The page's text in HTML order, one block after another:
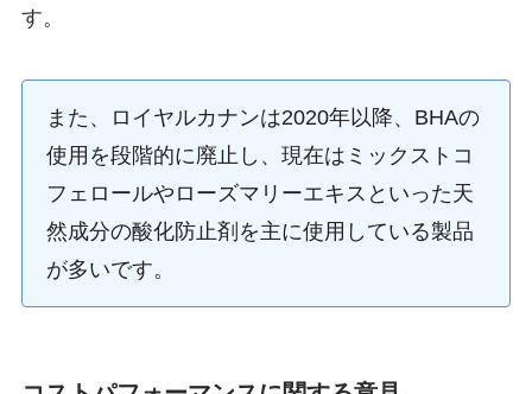
す。
また、ロイヤルカナンは2020年以降、BHAの
使用を段階的に廃止し、現在はミックストコ
フェロールやローズマリーエキスといった天
然成分の酸化防止剤を主に使用している製品
が多いです。